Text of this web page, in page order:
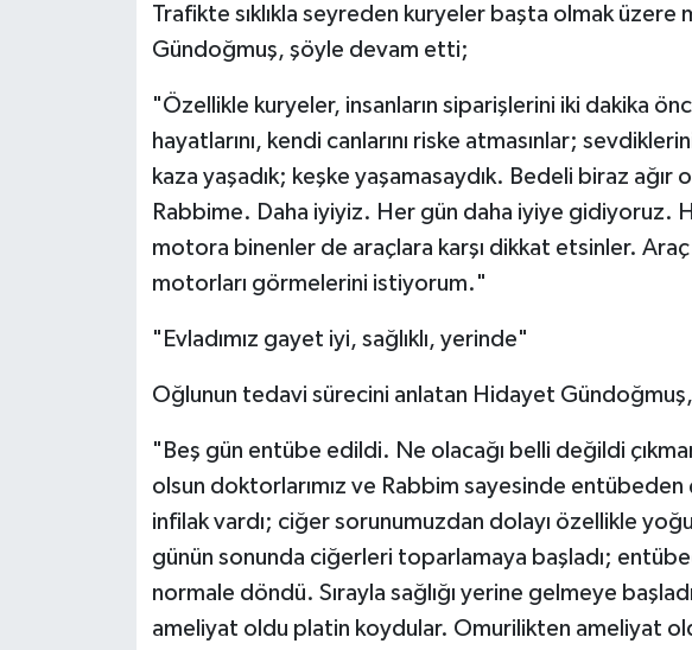
Trafikte sıklıkla seyreden kuryeler başta olmak üzere
Gündoğmuş, şöyle devam etti;
"Özellikle kuryeler, insanların siparişlerini iki dakika
hayatlarını, kendi canlarını riske atmasınlar;
kaza yaşadık; keşke yaşamasaydık. Bedeli biraz ağır
Rabbime. Daha iyiyiz. Her gün daha iyiye gidiyoruz.
motora binenler de araçlara karşı dikkat etsinler. Araç
motorları görmelerini istiyorum."
"Evladımız gayet iyi, sağlıklı, yerinde"
Oğlunun tedavi sürecini anlatan Hidayet
"Beş gün entübe edildi. Ne olacağı belli değildi
olsun doktorlarımız ve Rabbim sayesinde
infilak vardı; ciğer sorunumuzdan dolayı özellikle
günün sonunda ciğerleri toparlamaya başladı;
normale döndü. Sırayla sağlığı yerine gelmeye
ameliyat oldu platin koydular. Omurilikten ameliyat